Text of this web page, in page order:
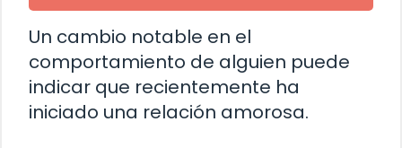
Un cambio notable en el
comportamiento de alguien puede
indicar que recientemente ha
iniciado una relación amorosa.